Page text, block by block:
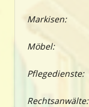
Markisen:
Möbel:
Pflegedienste:
Rechtsanwälte: